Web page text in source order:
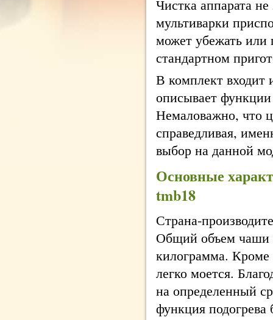
Чистка аппарата
мультиварки
может убежать или
стандартном
В комплект входит
описывает
Немаловажно, что
справедливая,
выбор на данной
Основные
tmb18
Страна-
Общий объем чаши
килограмма. Кроме
легко моется.
на определенный
функция подогрева